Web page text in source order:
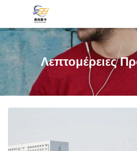
Λεπτομέρειες